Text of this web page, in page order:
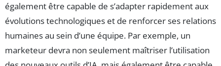
également être capable de s’adapter rapidement aux
évolutions technologiques et de renforcer ses relations
humaines au sein d’une équipe. Par exemple, un
marketeur devra non seulement maîtriser l’utilisation